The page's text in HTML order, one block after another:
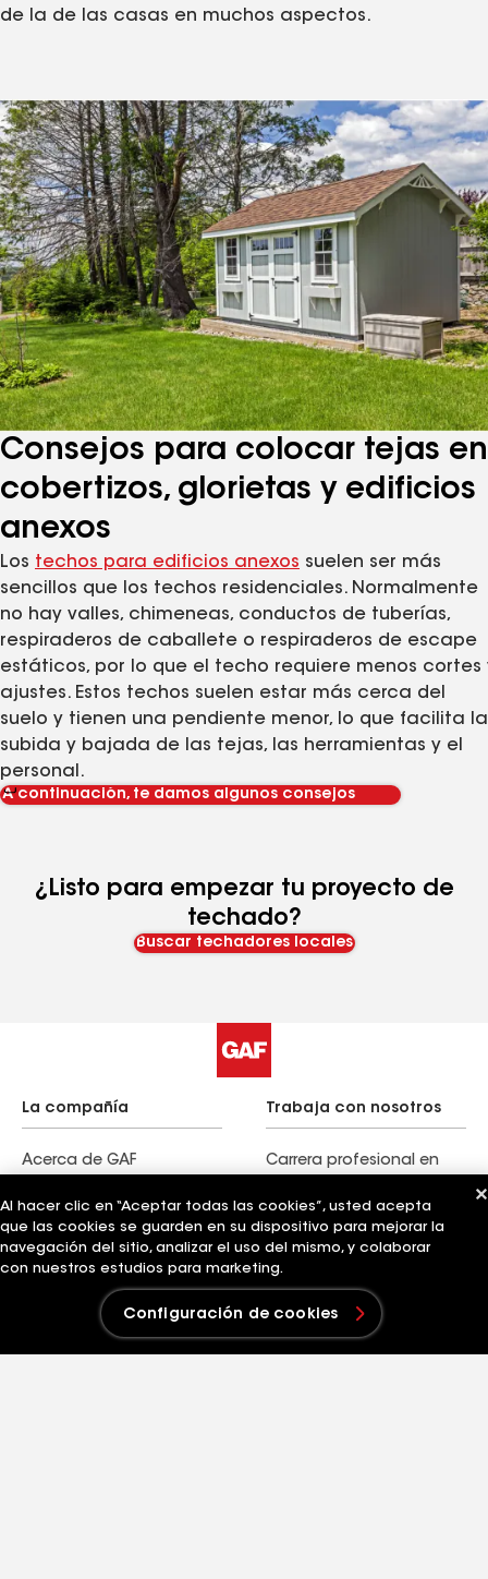
de la de las casas en muchos aspectos.
Consejos para colocar tejas en
cobertizos, glorietas y edificios
anexos
Los techos para edificios anexos suelen ser más
sencillos que los techos residenciales. Normalmente
no hay valles, chimeneas, conductos de tuberías,
respiraderos de caballete o respiraderos de escape
estáticos, por lo que el techo requiere menos cortes
ajustes. Estos techos suelen estar más cerca del
suelo y tienen una pendiente menor, lo que facilita la
subida y bajada de las tejas, las herramientas y el
personal.
A continuación, te damos algunos consejos
¿Listo para empezar tu proyecto de
techado?
Buscar techadores locales
La compañía
Acerca de GAF
Liderazgo
Innovación
Industrias estándar
Sostenibilidad
Trabaja con nosotros
Carrera profesional en
Buscar trabajos
Nuestra cultura
Estudiantes y desarrollo
de carreras profesionales
Enlaces rápidos Negocios relacionados
Al hacer clic en “Aceptar todas las cookies”, usted acepta
que las cookies se guarden en su dispositivo para mejorar la
navegación del sitio, analizar el uso del mismo, y colaborar
con nuestros estudios para marketing.
Configuración de cookies